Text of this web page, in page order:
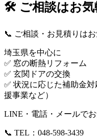
🛠️ ご相談はお気
📞 ご相談・お見積りはお
埼玉県を中心に
✅ 窓の断熱リフォーム
✅ 玄関ドアの交換
✅ 状況に応じた補助金
援事業など）
LINE・電話・メールで
📞 TEL：048-598-3439